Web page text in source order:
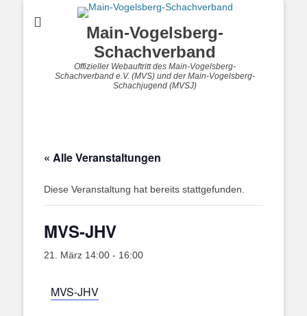
Main-Vogelsberg-
Schachverband
Offizieller Webauftritt des Main-Vogelsberg-
Schachverband e.V. (MVS) und der Main-Vogelsberg-
Schachjugend (MVSJ)
« Alle Veranstaltungen
Diese Veranstaltung hat bereits stattgefunden.
MVS-JHV
21. März 14:00 - 16:00
MVS-JHV